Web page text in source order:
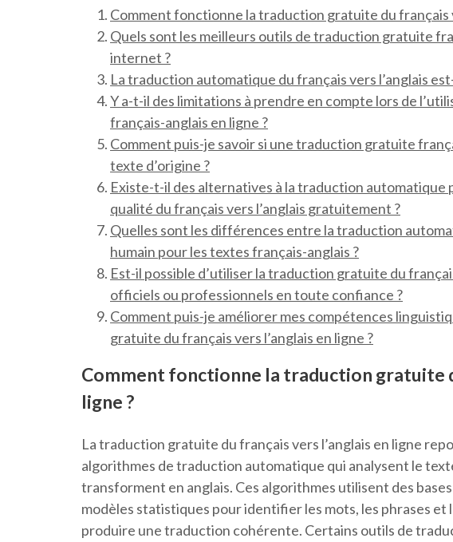
Comment fonctionne la traduction gratuite du français
Quels sont les meilleurs outils de traduction gratuite
internet ?
La traduction automatique du français vers l’anglais
Y a-t-il des limitations à prendre en compte lors de
français-anglais en ligne ?
Comment puis-je savoir si une traduction gratuite
texte d’origine ?
Existe-t-il des alternatives à la traduction
qualité du français vers l’anglais gratuitement ?
Quelles sont les différences entre la traduction
humain pour les textes français-anglais ?
Est-il possible d’utiliser la traduction gratuite du
officiels ou professionnels en toute confiance ?
Comment puis-je améliorer mes compétences
gratuite du français vers l’anglais en ligne ?
Comment fonctionne la traduction gratuite
ligne ?
La traduction gratuite du français vers l’anglais en ligne
algorithmes de traduction automatique qui analysent le
transforment en anglais. Ces algorithmes utilisent des
modèles statistiques pour identifier les mots, les phrases
produire une traduction cohérente. Certains outils de